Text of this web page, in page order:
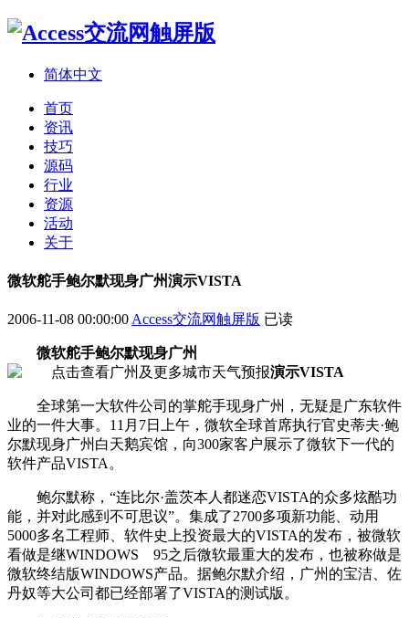
简体中文
首页
资讯
技巧
源码
行业
资源
活动
关于
微软舵手鲍尔默现身广州演示VISTA
2006-11-08 00:00:00 Access交流网触屏版 已读
微软舵手鲍尔默现身广州
演示VISTA
全球第一大软件公司的掌舵手现身广州，无疑是广东软件
业的一件大事。11月7日上午，微软全球首席执行官史蒂夫·鲍
尔默现身广州白天鹅宾馆，向300家客户展示了微软下一代的
软件产品VISTA。
鲍尔默称，“连比尔·盖茨本人都迷恋VISTA的众多炫酷功
能，并对此感到不可思议”。集成了2700多项新功能、动用
5000多名工程师、软件史上投资最大的VISTA的发布，被微软
看做是继WINDOWS 95之后微软最重大的发布，也被称做是
微软终结版WINDOWS产品。据鲍尔默介绍，广州的宝洁、佐
丹奴等大公司都已经部署了VISTA的测试版。